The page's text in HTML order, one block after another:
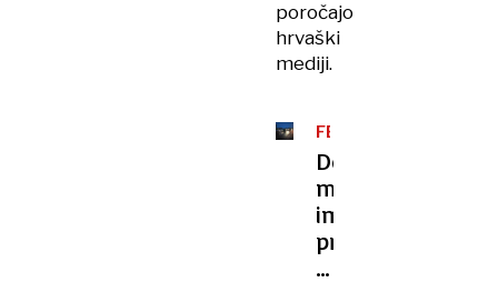
poročajo
hrvaški
mediji.
FEMICID
Domnevni
morilec
imel
pri
sebi